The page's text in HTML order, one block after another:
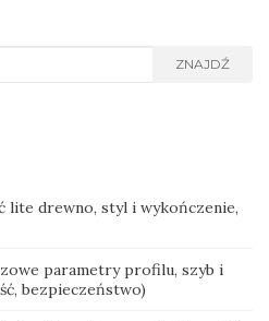
ZNAJDŹ
lite drewno, styl i wykończenie,
parametry profilu, szyb i
bezpieczeństwo)